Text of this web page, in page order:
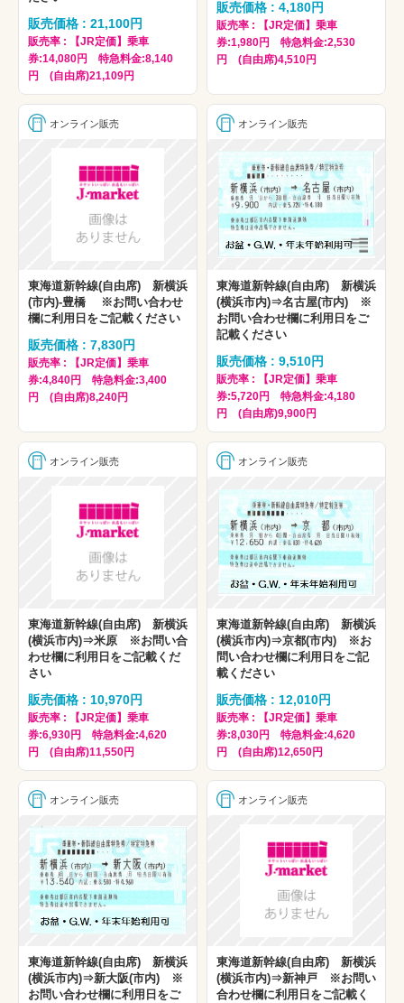
販売価格 : 21,100円
販売率 : 【JR定価】乗車
券:14,080円 特急料金:8,140
円 (自由席)21,109円
販売価格 : 4,180円
販売率 : 【JR定価】乗車
券:1,980円 特急料金:2,530
円 (自由席)4,510円
オンライン販売
東海道新幹線(自由席) 新横浜
(市内)-豊橋 ※お問い合わせ
欄に利用日をご記載ください
販売価格 : 7,830円
販売率 : 【JR定価】乗車
券:4,840円 特急料金:3,400
円 (自由席)8,240円
オンライン販売
東海道新幹線(自由席) 新横浜
(横浜市内)⇒名古屋(市内) ※
お問い合わせ欄に利用日をご
記載ください
販売価格 : 9,510円
販売率 : 【JR定価】乗車
券:5,720円 特急料金:4,180
円 (自由席)9,900円
オンライン販売
東海道新幹線(自由席) 新横浜
(横浜市内)⇒米原 ※お問い合
わせ欄に利用日をご記載くだ
さい
販売価格 : 10,970円
販売率 : 【JR定価】乗車
券:6,930円 特急料金:4,620
円 (自由席)11,550円
オンライン販売
東海道新幹線(自由席) 新横浜
(横浜市内)⇒京都(市内) ※お
問い合わせ欄に利用日をご記
載ください
販売価格 : 12,010円
販売率 : 【JR定価】乗車
券:8,030円 特急料金:4,620
円 (自由席)12,650円
オンライン販売
東海道新幹線(自由席) 新横浜
(横浜市内)⇒新大阪(市内) ※
お問い合わせ欄に利用日をご
オンライン販売
東海道新幹線(自由席) 新横浜
(横浜市内)⇒新神戸 ※お問い
合わせ欄に利用日をご記載く